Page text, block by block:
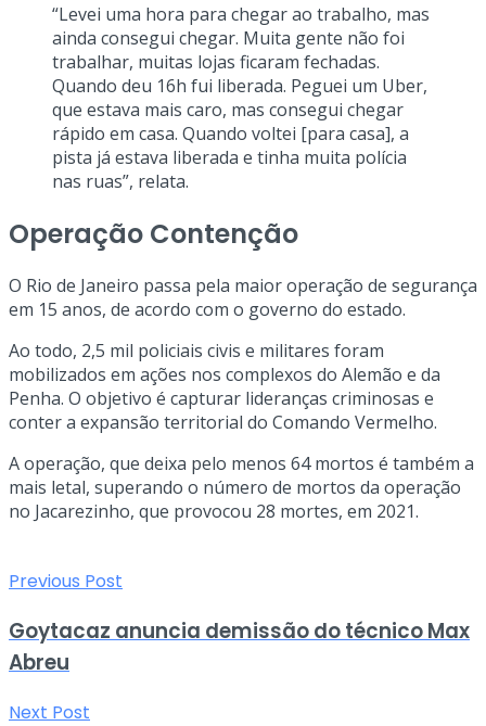
“Levei uma hora para chegar ao trabalho, mas
ainda consegui chegar. Muita gente não foi
trabalhar, muitas lojas ficaram fechadas.
Quando deu 16h fui liberada. Peguei um Uber,
que estava mais caro, mas consegui chegar
rápido em casa. Quando voltei [para casa], a
pista já estava liberada e tinha muita polícia
nas ruas”, relata.
Operação Contenção
O Rio de Janeiro passa pela maior operação de segurança
em 15 anos, de acordo com o governo do estado.
Ao todo, 2,5 mil policiais civis e militares foram
mobilizados em ações nos complexos do Alemão e da
Penha. O objetivo é capturar lideranças criminosas e
conter a expansão territorial do Comando Vermelho.
A operação, que deixa pelo menos 64 mortos é também a
mais letal, superando o número de mortos da operação
no Jacarezinho, que provocou 28 mortes, em 2021.
Previous Post
Goytacaz anuncia demissão do técnico Max
Abreu
Next Post